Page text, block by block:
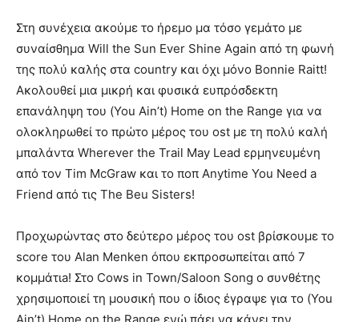
Στη συνέχεια ακούμε το ήρεμο μα τόσο γεμάτο με
συναίσθημα Will the Sun Ever Shine Again από τη φωνή
της πολύ καλής στα country και όχι μόνο Bonnie Raitt!
Ακολουθεί μια μικρή και φυσικά ευπρόσδεκτη
επανάληψη του (You Ain’t) Home on the Range για να
ολοκληρωθεί το πρώτο μέρος του ost με τη πολύ καλή
μπαλάντα Wherever the Trail May Lead ερμηνευμένη
από τον Tim McGraw και το ποπ Anytime You Need a
Friend από τις The Beu Sisters!
Προχωρώντας στο δεύτερο μέρος του ost βρίσκουμε το
score του Alan Menken όπου εκπροσωπείται από 7
κομμάτιa! Στο Cows in Town/Saloon Song ο συνθέτης
χρησιμοποιεί τη μουσική που ο ίδιος έγραψε για το (You